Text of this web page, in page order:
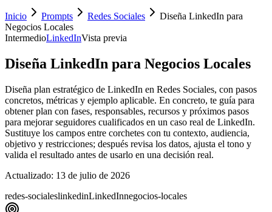
Inicio Prompts Redes Sociales
Diseña LinkedIn para
Negocios Locales
IntermedioLinkedInVista previa
Diseña LinkedIn para Negocios Locales
Diseña plan estratégico de LinkedIn en Redes Sociales, con pasos
concretos, métricas y ejemplo aplicable. En concreto, te guía para
obtener plan con fases, responsables, recursos y próximos pasos
para mejorar seguidores cualificados en un caso real de LinkedIn.
Sustituye los campos entre corchetes con tu contexto, audiencia,
objetivo y restricciones; después revisa los datos, ajusta el tono y
valida el resultado antes de usarlo en una decisión real.
Actualizado: 13 de julio de 2026
redes-socialeslinkedinLinkedInnegocios-locales